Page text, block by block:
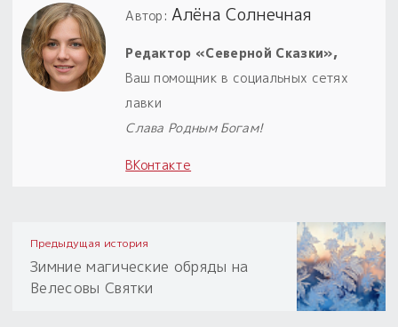
Автор:Алёна Солнечная
Редактор «Северной Сказки»,
Ваш помощник в социальных сетях
лавки
Слава Родным Богам!
ВКонтакте
Предыдущая история
Зимние магические обряды на
Велесовы Святки